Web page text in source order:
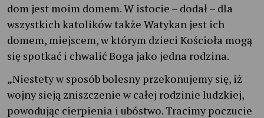
dom jest moim domem. W istocie – dodał – dla
wszystkich katolików także Watykan jest ich
domem, miejscem, w którym dzieci Kościoła mogą
się spotkać i chwalić Boga jako jedna rodzina.
„Niestety w sposób bolesny przekonujemy się, iż
wojny sieją zniszczenie w całej rodzinie ludzkiej,
powodując cierpienia i ubóstwo. Tracimy poczucie